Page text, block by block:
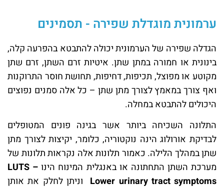
ערמונית מוגדלת שפירה - תסמינים
הגדלה שפירה של הערמונית יכולה להתבטא בהפרעה קלה,
בינונית או חמורה במתן שתן. איטיות זרם השתן, זרם שתן
מקוטע או מפוצל, תכיפות, דחיפות, תחושת חוסר התרוקנות
ואף צורך במאמץ לצורך מתן שתן – כל אלה סמנים נפוצים
היכולים להתבטא במחלה.
התלונה השכיחה ביותר אשר בגינה פונים המטופלים
לבדיקת אורולוג הינה נוקטוריה, כלומר, יקיצות לצורך מתן
שתן במהלך הלילה. כאמור תלונות אלה נקראות תלונות של
מערכת השתן התחתונה או באנגלית המינוח הינו LUTS –
Lower urinary tract symptoms וניתן לחלק את אותן